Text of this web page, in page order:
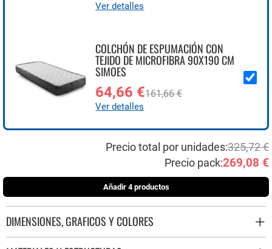
Ver detalles
COLCHÓN DE ESPUMACIÓN CON
TEJIDO DE MICROFIBRA 90X190 CM
SIMOES
64,66 €161,66 €
Ver detalles
Precio total por unidades:325,72 €
Precio pack:269,08 €
Añadir 4 productos
DIMENSIONES, GRAFICOS Y COLORES